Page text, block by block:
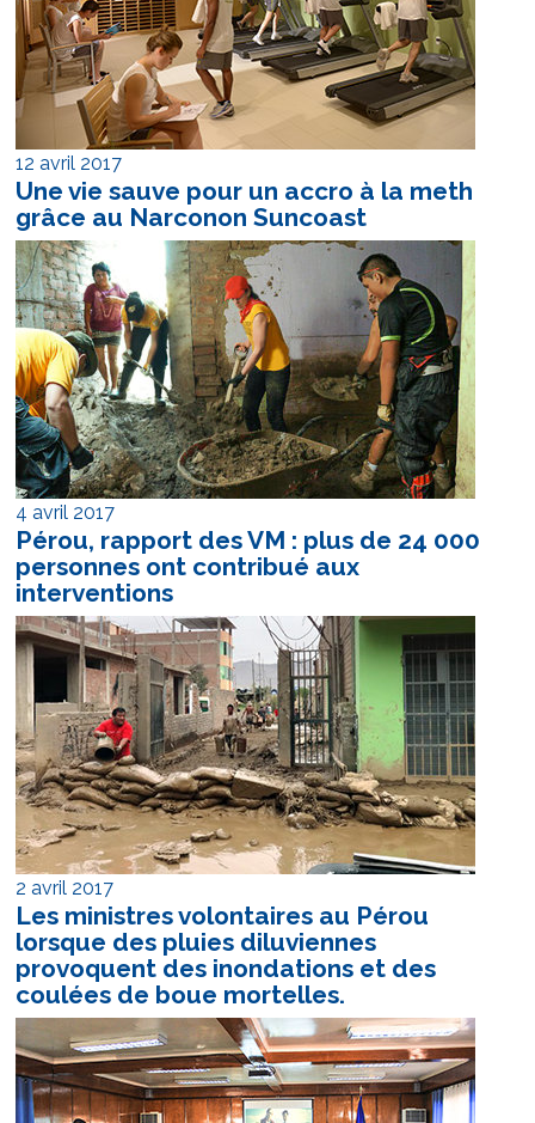
12 avril 2017
Une vie sauve pour un accro à la meth
grâce au Narconon Suncoast
4 avril 2017
Pérou, rapport des VM : plus de 24 000
personnes ont contribué aux
interventions
2 avril 2017
Les ministres volontaires au Pérou
lorsque des pluies diluviennes
provoquent des inondations et des
coulées de boue mortelles.